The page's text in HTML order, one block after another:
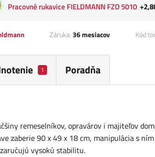
Pracovné rukavice FIELDMANN FZO 5010
Záruka:36 mesiacov Kód
1 Poradňa
remeselníkov, opravárov i majiteľov
zaberie 90 x 49 x 18 cm, manipulácia s
vysokú stabilitu.